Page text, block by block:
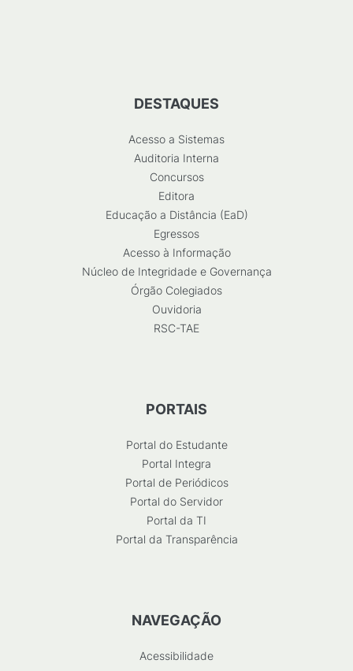
DESTAQUES
Acesso a Sistemas
Auditoria Interna
Concursos
Editora
Educação a Distância (EaD)
Egressos
Acesso à Informação
Núcleo de Integridade e Governança
Órgão Colegiados
Ouvidoria
RSC-TAE
PORTAIS
Portal do Estudante
Portal Integra
Portal de Periódicos
Portal do Servidor
Portal da TI
Portal da Transparência
NAVEGAÇÃO
Acessibilidade